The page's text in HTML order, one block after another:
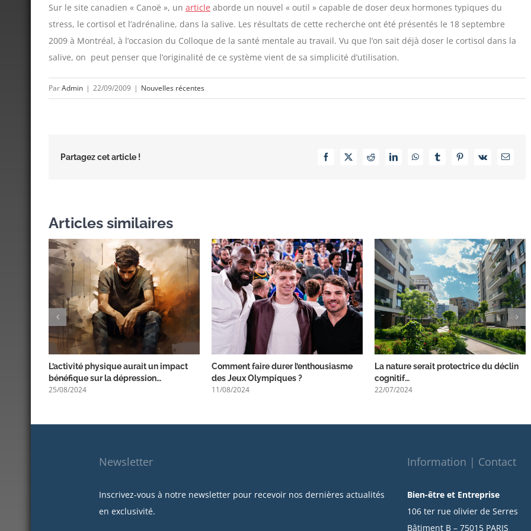
Sur le site canadien « Canoë », un article aborde un nouvel « outil » capable de doser deux hormones typiques du
stress, le cortisol et l’adrénaline, dans la salive. Les résultats de cette recherche ont été présentés le 18 septembre
2009 à Montréal, à l’occasion du Colloque de la santé mentale au travail. Vu que l’on sait déjà doser le cortisol dans la
salive, on peut penser que l’originalité de ce système vient de sa simplicité d’utilisation.
ParAdmin | 22/09/2009 | Nouvelles récentes
Partagez cet article ! Facebook
X RedditLinkedInWhatsAppTumblrPinterest
Vk Email
Articles similaires
L’activité physique aurait un impact
bénéfique sur la dépression…
25/08/2024
Comment faire durer l’enthousiasme
des Jeux Olympiques ?
11/08/2024
La nature serait protectrice du déclin
cognitif…
22/07/2024
Newsletter
Inscrivez-vous à notre newsletter pour recevoir nos dernières actualités
en exclusivité.
Information | Contact
Bien-être et Entreprise
106 ter rue olivier de Serres
Bâtiment B – 75015 PARIS